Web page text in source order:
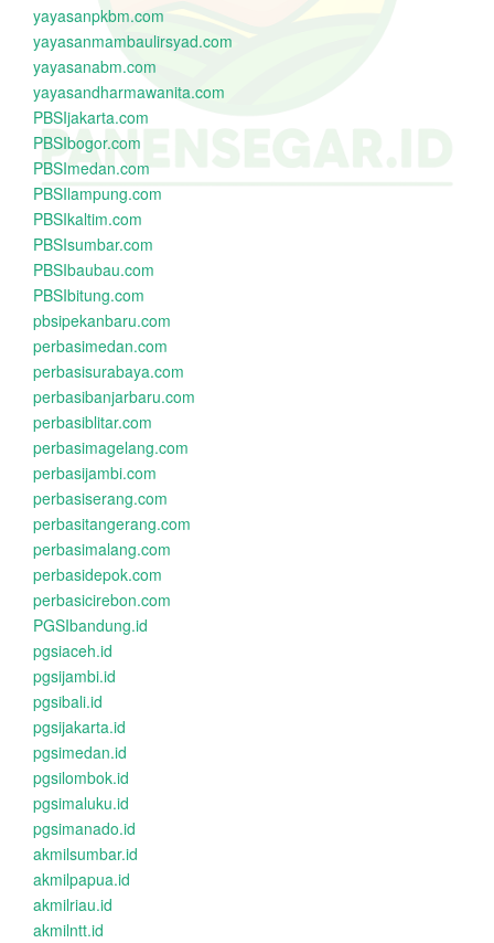
yayasanpkbm.com
yayasanmambaulirsyad.com
yayasanabm.com
yayasandharmawanita.com
PBSIjakarta.com
PBSIbogor.com
PBSImedan.com
PBSIlampung.com
PBSIkaltim.com
PBSIsumbar.com
PBSIbaubau.com
PBSIbitung.com
pbsipekanbaru.com
perbasimedan.com
perbasisurabaya.com
perbasibanjarbaru.com
perbasiblitar.com
perbasimagelang.com
perbasijambi.com
perbasiserang.com
perbasitangerang.com
perbasimalang.com
perbasidepok.com
perbasicirebon.com
PGSIbandung.id
pgsiaceh.id
pgsijambi.id
pgsibali.id
pgsijakarta.id
pgsimedan.id
pgsilombok.id
pgsimaluku.id
pgsimanado.id
akmilsumbar.id
akmilpapua.id
akmilriau.id
akmilntt.id